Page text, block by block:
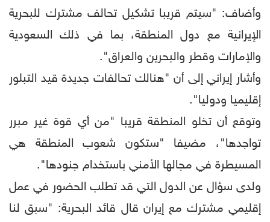
وأضاف: "سيتم قريبا تشكيل تحالف مشترك للبحرية
الإيرانية مع دول المنطقة، بما في ذلك السعودية
والإمارات وقطر والبحرين والعراق".
وأشار إيراني إلى أن "هنالك تحالفات جديدة قيد التبلور
إقليميا ودوليا".
وتوقع أن تخلو المنطقة قريبا "من أي قوة غير مبرر
تواجدها"، مضيفا "ستكون شعوب المنطقة هي
المسيطرة في مجالها الأمني باستخدام جنودها".
ولدى سؤال عن الدول التي قد تطلب الحضور في عمل
إقليمي مشترك مع إيران قال قائد البحرية: "سبق لنا